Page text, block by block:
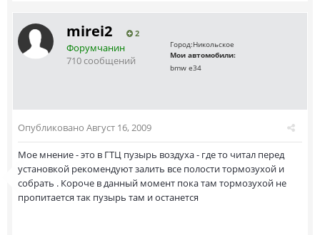
mirei2 2
Форумчанин
710 сообщений
Город:Никольское
Мои автомобили:
bmw e34
Опубликовано Август 16, 2009
Мое мнение - это в ГТЦ пузырь воздуха - где то читал перед
установкой рекомендуют залить все полости тормозухой и
собрать . Короче в данный момент пока там тормозухой не
пропитается так пузырь там и останется